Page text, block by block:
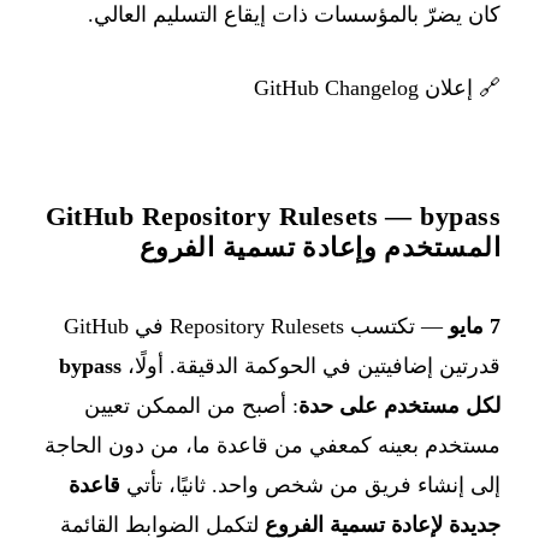
كان يضرّ بالمؤسسات ذات إيقاع التسليم العالي.
🔗 إعلان GitHub Changelog
GitHub Repository Rulesets — bypass
المستخدم وإعادة تسمية الفروع
7 مايو
— تكتسب Repository Rulesets في GitHub
قدرتين إضافيتين في الحوكمة الدقيقة. أولًا، bypass
لكل مستخدم على حدة: أصبح من الممكن تعيين
مستخدم بعينه كمعفي من قاعدة ما، من دون الحاجة
إلى إنشاء فريق من شخص واحد. ثانيًا، تأتي قاعدة
جديدة لإعادة تسمية الفروع لتكمل الضوابط القائمة